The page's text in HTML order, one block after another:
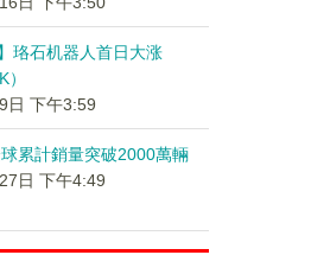
珞石机器人首日大涨
）
日 下午3:59
累計銷量突破2000萬輛
日 下午4:49